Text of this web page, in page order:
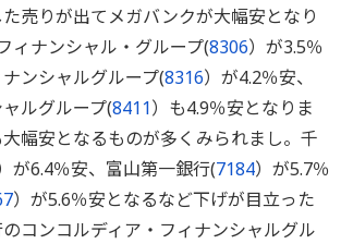
売りが出てメガバンクが大幅安となり
ィナンシャル・グループ(8306）が3.5％
ンシャルグループ(8316）が4.2％安、
ルグループ(8411）も4.9％安となりま
幅安となるものが多くみられまし。千
が6.4％安、富山第一銀行(7184）が5.7％
）が5.6％安となるなど下げが目立った
コンコルディア・フィナンシャルグル